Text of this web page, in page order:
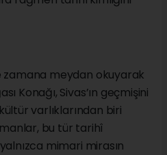
zamana meydan okuyarak
Konağı, Sivas’ın geçmişini
varlıklarından biri
bu tür tarihî
mimari mirasın